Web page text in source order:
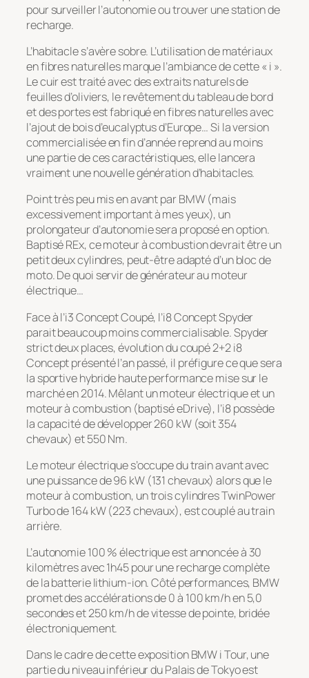
pour surveiller l’autonomie ou trouver une station de
recharge.
L’habitacle s’avère sobre. L’utilisation de matériaux
en fibres naturelles marque l’ambiance de cette « i ».
Le cuir est traité avec des extraits naturels de
feuilles d’oliviers, le revêtement du tableau de bord
et des portes est fabriqué en fibres naturelles avec
l’ajout de bois d’eucalyptus d’Europe… Si la version
commercialisée en fin d’année reprend au moins
une partie de ces caractéristiques, elle lancera
vraiment une nouvelle génération d’habitacles.
Point très peu mis en avant par BMW (mais
excessivement important à mes yeux), un
prolongateur d’autonomie sera proposé en option.
Baptisé REx, ce moteur à combustion devrait être un
petit deux cylindres, peut-être adapté d’un bloc de
moto. De quoi servir de générateur au moteur
électrique…
Face à l’i3 Concept Coupé, l’i8 Concept Spyder
parait beaucoup moins commercialisable. Spyder
strict deux places, évolution du coupé 2+2 i8
Concept présenté l’an passé, il préfigure ce que sera
la sportive hybride haute performance mise sur le
marché en 2014. Mêlant un moteur électrique et un
moteur à combustion (baptisé eDrive), l’i8 possède
la capacité de développer 260 kW (soit 354
chevaux) et 550 Nm.
Le moteur électrique s’occupe du train avant avec
une puissance de 96 kW (131 chevaux) alors que le
moteur à combustion, un trois cylindres TwinPower
Turbo de 164 kW (223 chevaux), est couplé au train
arrière.
L’autonomie 100 % électrique est annoncée à 30
kilomètres avec 1h45 pour une recharge complète
de la batterie lithium-ion. Côté performances, BMW
promet des accélérations de 0 à 100 km/h en 5,0
secondes et 250 km/h de vitesse de pointe, bridée
électroniquement.
Dans le cadre de cette exposition BMW i Tour, une
partie du niveau inférieur du Palais de Tokyo est